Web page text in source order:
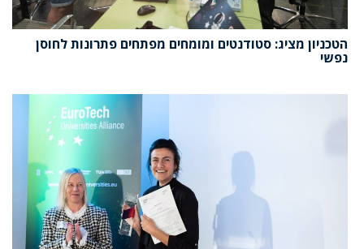
הטכניון מציג: סטודנטים ומומחים מפתחים פתרונות לחוסן
נפשי